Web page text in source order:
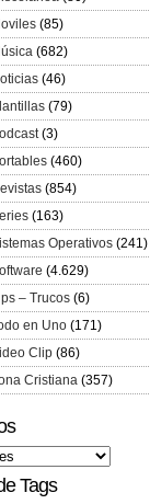
(85)
(682)
(46)
(79)
(3)
(460)
(854)
(163)
Operativos (241)
(4.629)
– Trucos (6)
en Uno (171)
Clip (86)
Cristiana (357)
Tags